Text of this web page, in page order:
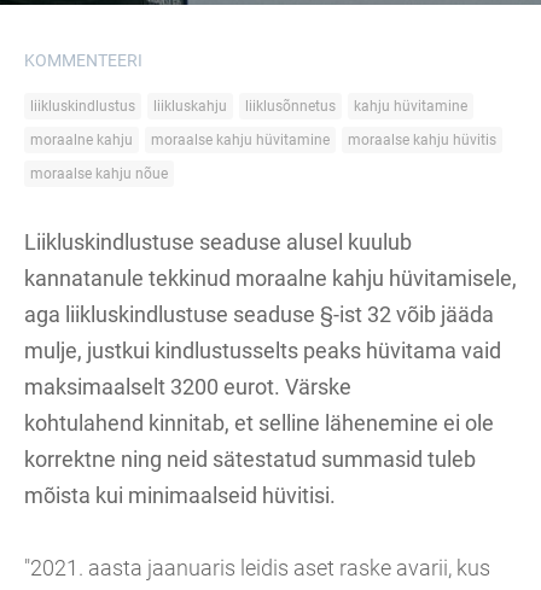
KOMMENTEERI
liikluskindlustus liikluskahju liiklusõnnetus
kahju hüvitamine
moraalne kahju
moraalse kahju hüvitamine
moraalse kahju hüvitis
moraalse kahju nõue
Liikluskindlustuse seaduse alusel kuulub
kannatanule tekkinud moraalne kahju hüvitamisele,
aga liikluskindlustuse seaduse §-ist 32 võib jääda
mulje, justkui kindlustusselts peaks hüvitama vaid
maksimaalselt 3200 eurot. Värske
kohtulahend kinnitab, et selline lähenemine ei ole
korrektne ning neid sätestatud summasid tuleb
mõista kui minimaalseid hüvitisi.
"2021. aasta jaanuaris leidis aset raske avarii, kus